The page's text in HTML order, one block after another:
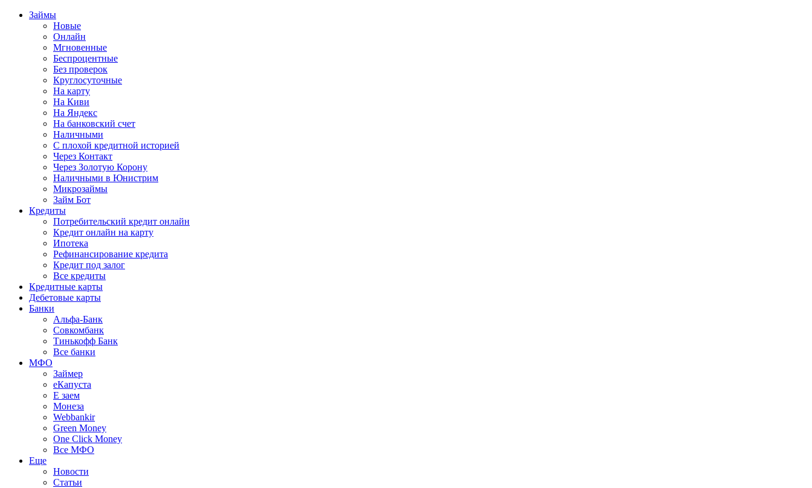
Займы
Новые
Онлайн
Мгновенные
Беспроцентные
Без проверок
Круглосуточные
На карту
На Киви
На Яндекс
На банковский счет
Наличными
С плохой кредитной историей
Через Контакт
Через Золотую Корону
Наличными в Юнистрим
Микрозаймы
Займ Бот
Кредиты
Потребительский кредит онлайн
Кредит онлайн на карту
Ипотека
Рефинансирование кредита
Кредит под залог
Все кредиты
Кредитные карты
Дебетовые карты
Банки
Альфа-Банк
Совкомбанк
Тинькофф Банк
Все банки
МФО
Займер
еКапуста
Е заем
Монеза
Webbankir
Green Money
One Click Money
Все МФО
Еще
Новости
Статьи